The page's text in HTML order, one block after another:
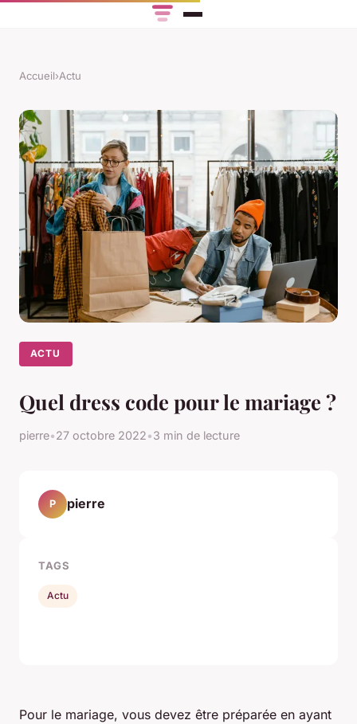
Accueil›Actu
ACTU
Quel dress code pour le mariage ?
pierre•27 octobre 2022•3 min de lecture
Pour le mariage, vous devez être préparée en ayant
P pierre
TAGS
Actu